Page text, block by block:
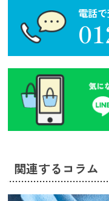
電話
関連するコラム